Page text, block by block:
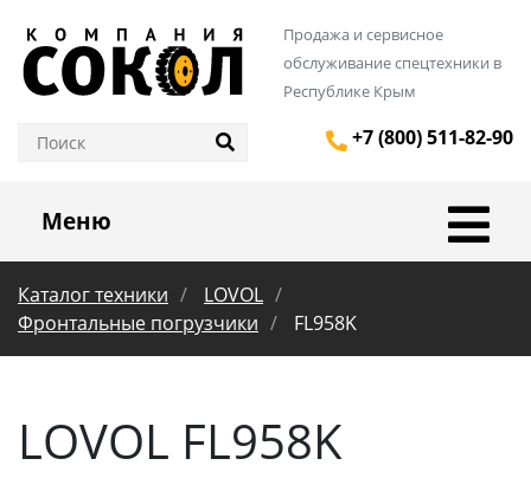
Продажа и сервисное
обслуживание спецтехники в
Республике Крым
+7 (800) 511-82-90
Меню
Каталог техники
LOVOL
Фронтальные погрузчики
FL958K
LOVOL FL958K